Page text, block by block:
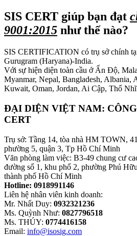
SIS CERT giúp bạn đạt
9001:2015 như thế nào?
SIS CERTIFICATION có trụ sở chính
Gurugram (Haryana)-India.
Với sự hiện diện toàn cầu ở Ấn Độ,
Myanmar, Nepal, Bangladesh, Albania,
Kuwait, Oman, Jordan, Ai Cập, Thổ
ĐẠI DIỆN VIỆT NAM:
CERT
Trụ sở: Tầng 14, tòa nhà HM TOWN,
phường 5, quận 3, Tp Hồ Chí Minh
Văn phòng làm việc: B3-49 chung cư
đường số 1, khu phố 2, phường Phú
thành phố Hồ Chí Minh
Hotline: 0918991146
Liên hệ nhân viên kinh doanh:
Mr. Nhất Duy: 0932321236
Ms. Quỳnh Như: 0827796518
Ms. THÚY: 0774416158
Email: info@isosig.com